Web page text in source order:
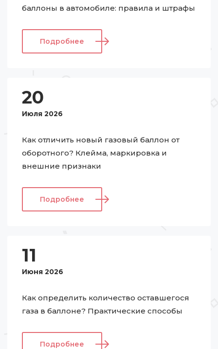
баллоны в автомобиле: правила и штрафы
Подробнее
20
Июля 2026
Как отличить новый газовый баллон от
оборотного? Клейма, маркировка и
внешние признаки
Подробнее
11
Июня 2026
Как определить количество оставшегося
газа в баллоне? Практические способы
Подробнее